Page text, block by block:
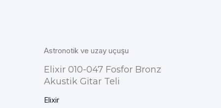
Astronotik ve uzay uçuşu
Elixir 010-047 Fosfor Bronz
Akustik Gitar Teli
Elixir